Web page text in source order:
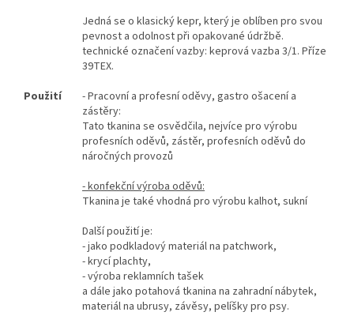
Jedná se o klasický kepr, který je oblíben pro svou
pevnost a odolnost při opakované údržbě.
technické označení vazby: keprová vazba 3/1. Příze
39TEX.
Použití
- Pracovní a profesní oděvy, gastro ošacení a
zástěry:
Tato tkanina se osvědčila, nejvíce pro výrobu
profesních oděvů, zástěr, profesních oděvů do
náročných provozů
- konfekční výroba oděvů:
Tkanina je také vhodná pro výrobu kalhot, sukní
Další použití je:
- jako podkladový materiál na patchwork,
- krycí plachty,
- výroba reklamních tašek
a dále jako potahová tkanina na zahradní nábytek,
materiál na ubrusy, závěsy, pelíšky pro psy.